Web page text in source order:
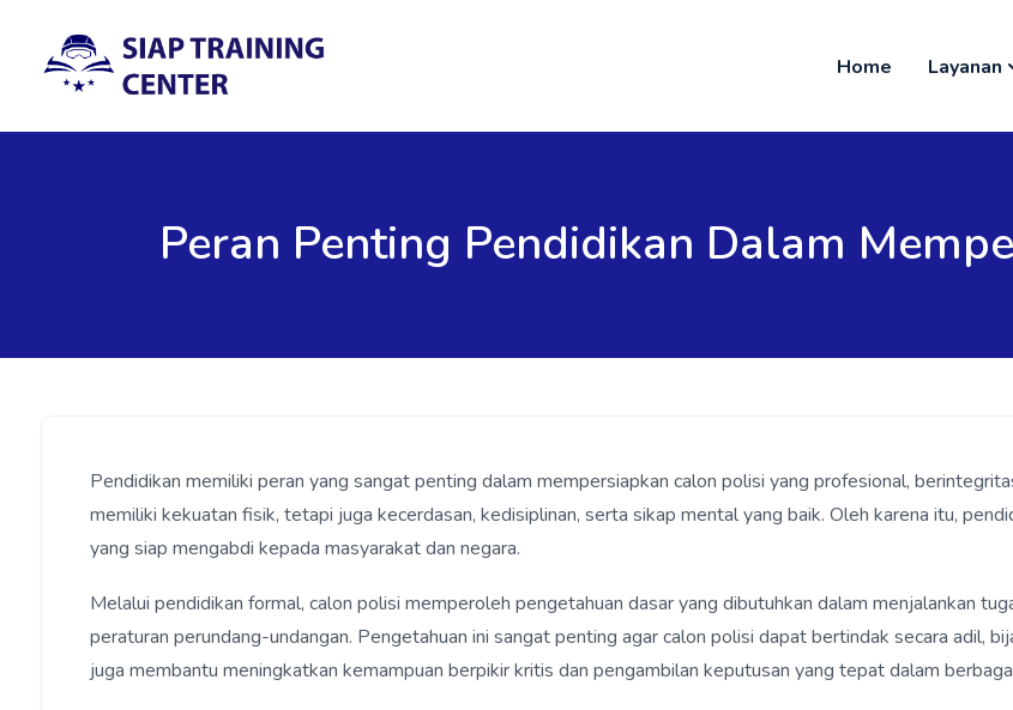
Home Layanan
Peran Penting Pendidikan Dalam
Pendidikan memiliki peran yang sangat penting dalam mempersiapkan calon polisi yang profesional,
memiliki kekuatan fisik, tetapi juga kecerdasan, kedisiplinan, serta sikap mental yang baik. Oleh karena itu,
yang siap mengabdi kepada masyarakat dan negara.
Melalui pendidikan formal, calon polisi memperoleh pengetahuan dasar yang dibutuhkan dalam menjalankan
peraturan perundang-undangan. Pengetahuan ini sangat penting agar calon polisi dapat bertindak secara adil,
juga membantu meningkatkan kemampuan berpikir kritis dan pengambilan keputusan yang tepat dalam